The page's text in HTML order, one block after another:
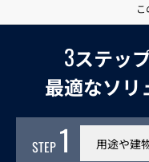
3ステッ
最適なソリ
STEP 1 利用する建物